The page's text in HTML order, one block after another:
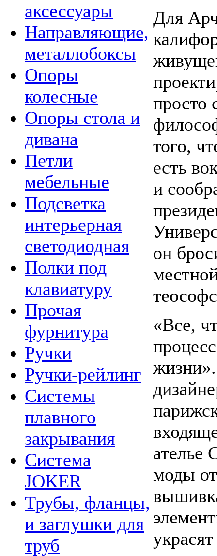
аксессуары
Направляющие,
металлобоксы
Опоры
колесные
Опоры стола и
дивана
Петли
мебельные
Подсветка
интерьерная
светодиодная
Полки под
клавиатуру
Прочая
фурнитура
Ручки
Ручки-рейлинг
Системы
плавного
закрывания
Система
JOKER
Трубы, фланцы,
и заглушки для
труб
Для
просто
того,
есть
и
он
«Все,
ателье
моды